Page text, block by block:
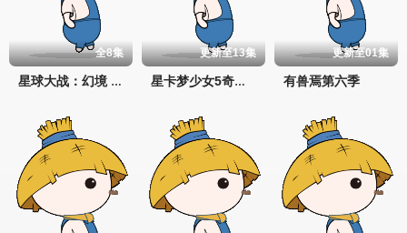
全8集
星球大战：幻境 —第九个绝地武士
更新至13集
星卡梦少女5奇迹绽放
更新至01集
有兽焉第六季